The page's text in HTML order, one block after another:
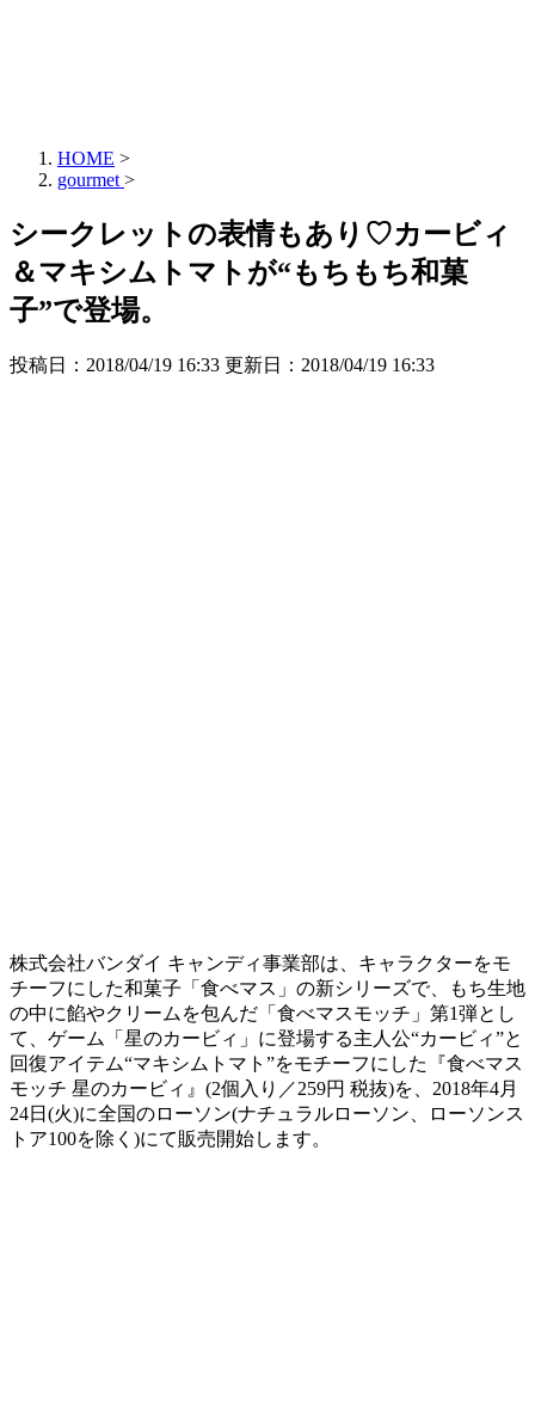
HOME >
gourmet >
シークレットの表情もあり♡カービィ
＆マキシムトマトが“もちもち和菓
子”で登場。
投稿日：2018/04/19 16:33 更新日： 2018/04/19 16:33
株式会社バンダイ キャンディ事業部は、キャラクターをモ
チーフにした和菓子「食べマス」の新シリーズで、もち生地
の中に餡やクリームを包んだ「食べマスモッチ」第1弾とし
て、ゲーム「星のカービィ」に登場する主人公“カービィ”と
回復アイテム“マキシムトマト”をモチーフにした『食べマス
モッチ 星のカービィ』(2個入り／259円 税抜)を、2018年4月
24日(火)に全国のローソン(ナチュラルローソン、ローソンス
トア100を除く)にて販売開始します。